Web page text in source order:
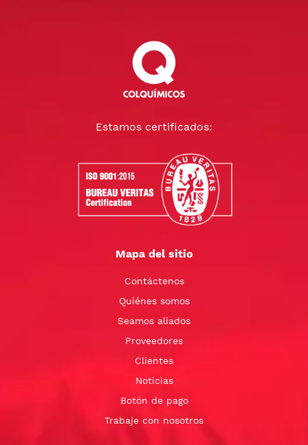
Estamos certificados:
Mapa del sitio
Contáctenos
Quiénes somos
Seamos aliados
Proveedores
Clientes
Noticias
Botón de pago
Trabaje con nosotros